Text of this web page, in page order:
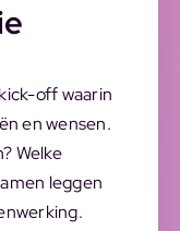
off waarin
en wensen.
Welke
leggen